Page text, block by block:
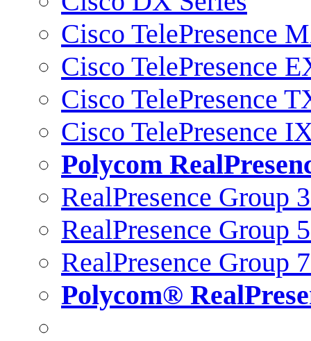
Cisco TelePresence
Cisco TelePresence
Cisco TelePresence
Cisco TelePresence
Polycom
RealPresence Group
RealPresence Group
RealPresence Group
Polycom®